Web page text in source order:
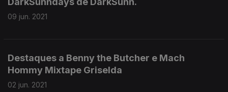
09 jun. 2021
Destaques a Benny the Butcher e Mach
Hommy Mixtape Griselda
02 jun. 2021